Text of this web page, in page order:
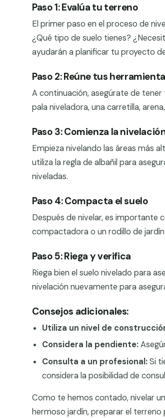
Paso 1: Evalúa tu terreno
El primer paso en el proceso de
¿Qué tipo de suelo tienes?
ayudarán a planificar tu proyecto
Paso 2: Reúne tus
A continuación, asegúrate de
pala niveladora, una carretilla,
Paso 3: Comienza la
Empieza nivelando las áreas más
utiliza la regla de albañil para
niveladas.
Paso 4: Compacta el suelo
Después de nivelar, es importante
compactadora o un rodillo de
Paso 5: Riega y verifica
Riega bien el suelo nivelado para
nivelación nuevamente para
Consejos adicionales:
Utiliza un nivel de
Considera la pendiente:
Consulta a un profesional:Si
considera la posibilidad de
Como te hemos contado, nivelar
hermoso jardín, preparar el